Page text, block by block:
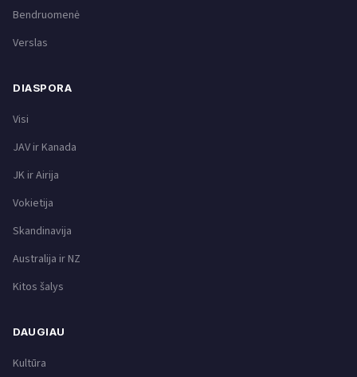
Bendruomenė
Verslas
DIASPORA
Visi
JAV ir Kanada
JK ir Airija
Vokietija
Skandinavija
Australija ir NZ
Kitos šalys
DAUGIAU
Kultūra